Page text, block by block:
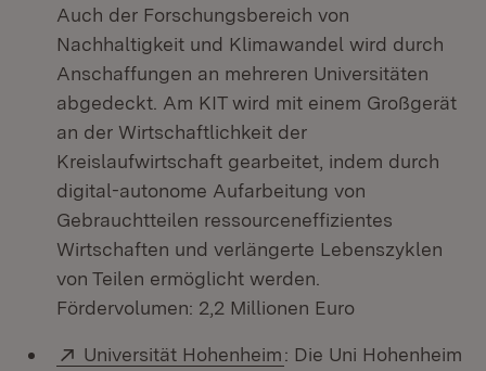
Auch der Forschungsbereich von
Nachhaltigkeit und Klimawandel wird durch
Anschaffungen an mehreren Universitäten
abgedeckt. Am KIT wird mit einem Großgerät
an der Wirtschaftlichkeit der
Kreislaufwirtschaft gearbeitet, indem durch
digital-autonome Aufarbeitung von
Gebrauchtteilen ressourceneffizientes
Wirtschaften und verlängerte Lebenszyklen
von Teilen ermöglicht werden.
Fördervolumen: 2,2 Millionen Euro
Extern:
Universität Hohenheim(Öffnet in neuem
: Die Uni Hohenheim